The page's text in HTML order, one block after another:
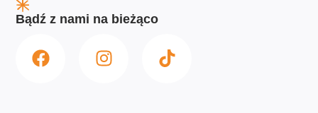
Bądź z nami na bieżąco